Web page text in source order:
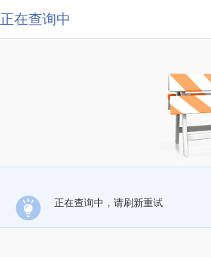
正在查询中
正在查询中，请刷新重试